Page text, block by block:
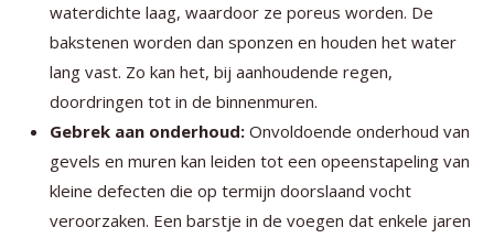
waterdichte laag, waardoor ze poreus worden. De
bakstenen worden dan sponzen en houden het water
lang vast. Zo kan het, bij aanhoudende regen,
doordringen tot in de binnenmuren.
Gebrek aan onderhoud: Onvoldoende onderhoud van
gevels en muren kan leiden tot een opeenstapeling van
kleine defecten die op termijn doorslaand vocht
veroorzaken. Een barstje in de voegen dat enkele jaren